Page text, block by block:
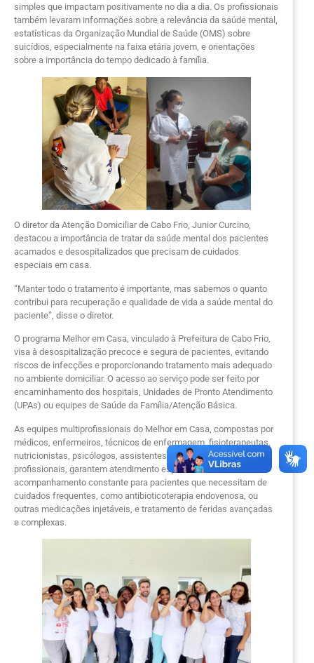
simples que impactam positivamente no dia a dia. Os profissionais
também levaram informações sobre a relevância da saúde mental,
estatísticas da Organização Mundial de Saúde (OMS) sobre
suicídios, especialmente na faixa etária jovem, e orientações
sobre a importância do tempo dedicado à família.
O diretor da Atenção Domiciliar de Cabo Frio, Junior Curcino,
destacou a importância de tratar da saúde mental dos pacientes
acamados e desospitalizados que precisam de cuidados
especiais em casa.
“Manter todo o tratamento é importante, mas sabemos o quanto
contribui para recuperação e qualidade de vida a saúde mental do
paciente”, disse o diretor.
O programa Melhor em Casa, vinculado à Prefeitura de Cabo Frio,
visa à desospitalização precoce e segura de pacientes, evitando
riscos de infecções e proporcionando tratamento mais adequado
no ambiente domiciliar. O acesso ao serviço pode ser feito por
encaminhamento dos hospitais, Unidades de Pronto Atendimento
(UPAs) ou equipes de Saúde da Família/Atenção Básica.
As equipes multiprofissionais do Melhor em Casa, compostas por
médicos, enfermeiros, técnicos de enfermagem, fisioterapeutas,
nutricionistas, psicólogos, assistentes sociais e outros
profissionais, garantem atendimento especializado e
acompanhamento constante para pacientes que necessitam de
cuidados frequentes, como antibioticoterapia endovenosa, ou
outras medicações injetáveis, e tratamento de feridas avançadas
e complexas.